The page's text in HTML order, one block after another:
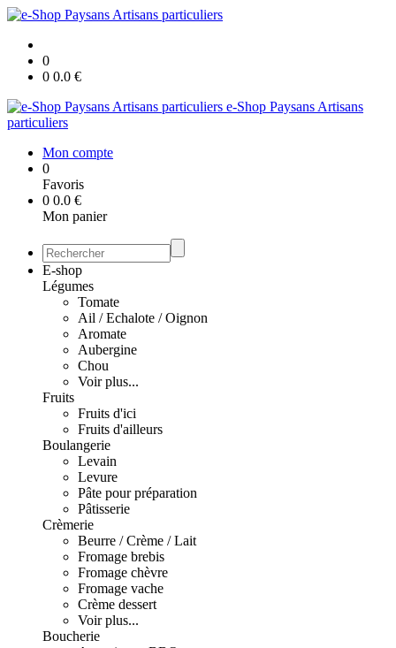
0
0 0.0 €
e-Shop Paysans Artisans
particuliers
Mon compte
0
Favoris
0 0.0 €
Mon panier
E-shop
Légumes
Tomate
Ail / Echalote / Oignon
Aromate
Aubergine
Chou
Voir plus...
Fruits
Fruits d'ici
Fruits d'ailleurs
Boulangerie
Levain
Levure
Pâte pour préparation
Pâtisserie
Crèmerie
Beurre / Crème / Lait
Fromage brebis
Fromage chèvre
Fromage vache
Crème dessert
Voir plus...
Boucherie